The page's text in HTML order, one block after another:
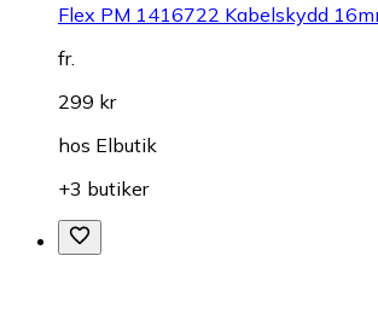
Flex PM 1416722 Kabelskydd
fr.
299 kr
hos Elbutik
+3 butiker